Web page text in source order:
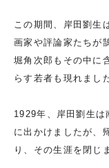
この期間、岸田劉生
画家や評論家たちが
堀角次郎もその中に
らす若者も現れまし
1929年、岸田劉生は
に出かけましたが、
り、その生涯を閉じ